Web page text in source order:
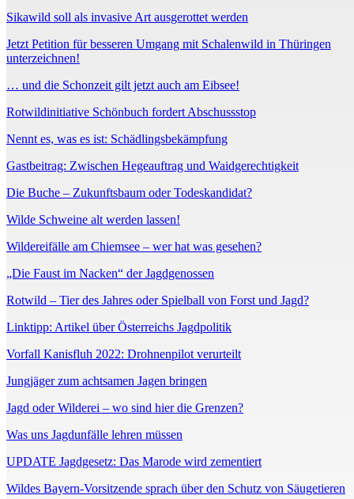
Sikawild soll als invasive Art ausgerottet werden
Jetzt Petition für besseren Umgang mit Schalenwild in Thüringen
unterzeichnen!
… und die Schonzeit gilt jetzt auch am Eibsee!
Rotwildinitiative Schönbuch fordert Abschussstop
Nennt es, was es ist: Schädlingsbekämpfung
Gastbeitrag: Zwischen Hegeauftrag und Waidgerechtigkeit
Die Buche – Zukunftsbaum oder Todeskandidat?
Wilde Schweine alt werden lassen!
Wildereifälle am Chiemsee – wer hat was gesehen?
„Die Faust im Nacken“ der Jagdgenossen
Rotwild – Tier des Jahres oder Spielball von Forst und Jagd?
Linktipp: Artikel über Österreichs Jagdpolitik
Vorfall Kanisfluh 2022: Drohnenpilot verurteilt
Jungjäger zum achtsamen Jagen bringen
Jagd oder Wilderei – wo sind hier die Grenzen?
Was uns Jagdunfälle lehren müssen
UPDATE Jagdgesetz: Das Marode wird zementiert
Wildes Bayern-Vorsitzende sprach über den Schutz von Säugetieren